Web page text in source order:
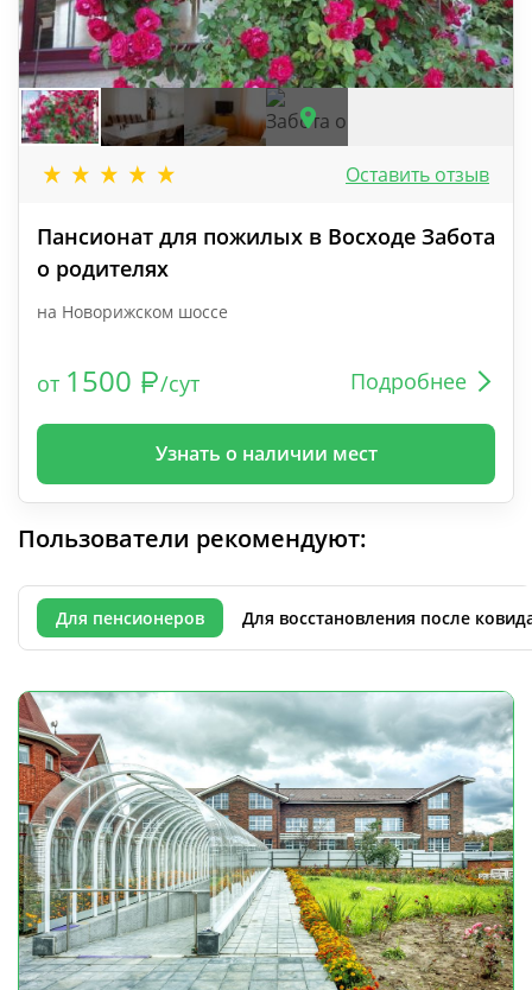
Оставить отзыв
Пансионат для пожилых в Восходе Забота
о родителях
на Новорижском шоссе
от 1500 /сут Подробнее
Узнать о наличии мест
Пользователи рекомендуют:
Для пенсионеров Для восстановления после